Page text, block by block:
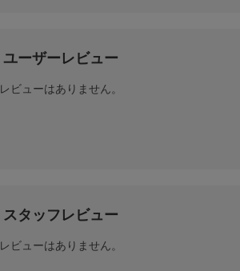
ユーザーレビュー
レビューはありません。
スタッフレビュー
レビューはありません。